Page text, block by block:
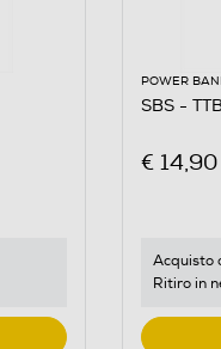
POWER
SBS -
€ 14,90
Acquisto
Ritiro in